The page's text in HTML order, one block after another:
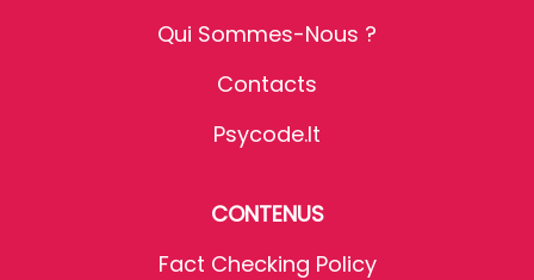
Qui Sommes-Nous ?
Contacts
Psycode.it
CONTENUS
Fact Checking Policy